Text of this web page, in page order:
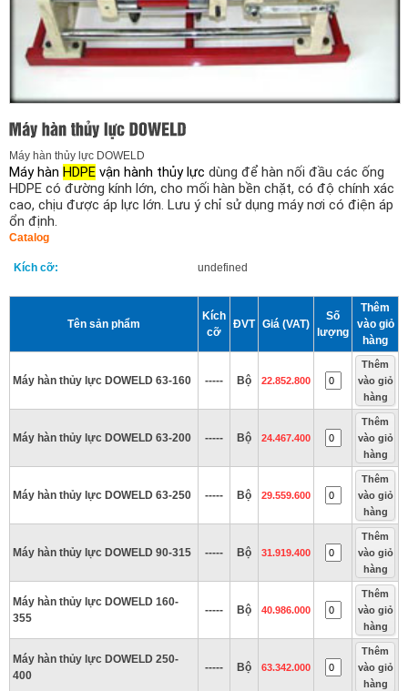
Máy hàn thủy lực DOWELD
Máy hàn HDPE vận hành thủy lực dùng để hàn nối đầu các ống
HDPE có đường kính lớn, cho mối hàn bền chặt, có độ chính xác
cao, chịu được áp lực lớn. Lưu ý chỉ sử dụng máy nơi có điện áp
ổn định.
Catalog
Kích cỡ: undefined
Tên sản phẩm
Kích
cỡ
ĐVT Giá (VAT)
Số
lượng
Thêm
vào giỏ
hàng
Máy hàn thủy lực DOWELD 63-160 ----- Bộ 22.852.800
Thêm
vào giỏ
hàng
Máy hàn thủy lực DOWELD 63-200 ----- Bộ 24.467.400
Thêm
vào giỏ
hàng
Máy hàn thủy lực DOWELD 63-250 ----- Bộ 29.559.600
Thêm
vào giỏ
hàng
Máy hàn thủy lực DOWELD 90-315 ----- Bộ 31.919.400
Thêm
vào giỏ
hàng
Máy hàn thủy lực DOWELD 160-
355
----- Bộ 40.986.000
Thêm
vào giỏ
hàng
Máy hàn thủy lực DOWELD 250-
400
----- Bộ 63.342.000
Thêm
vào giỏ
hàng